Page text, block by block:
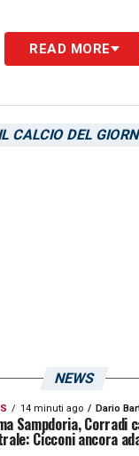
READ MORE
CALCIO DEL
NEWS
14 minuti ago Dario
Sampdoria, Corradi
Cicconi ancora